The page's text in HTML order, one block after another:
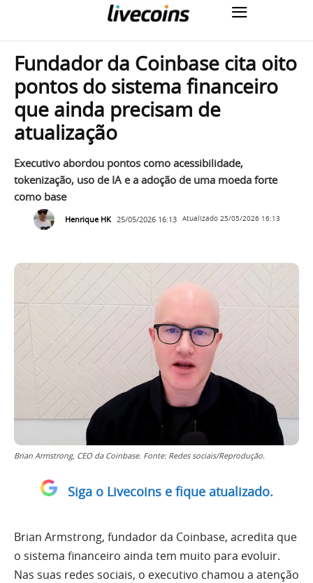
Fundador da Coinbase cita oito
pontos do sistema financeiro
que ainda precisam de
atualização
Executivo abordou pontos como acessibilidade,
tokenização, uso de IA e a adoção de uma moeda forte
como base
Henrique HK 25/05/2026 16:13 Atualizado 25/05/2026 16:13
Brian Armstrong, CEO da Coinbase. Fonte: Redes sociais/Reprodução.
Siga o Livecoins e fique atualizado.
Brian Armstrong, fundador da Coinbase, acredita que
o sistema financeiro ainda tem muito para evoluir.
Nas suas redes sociais, o executivo chamou a atenção